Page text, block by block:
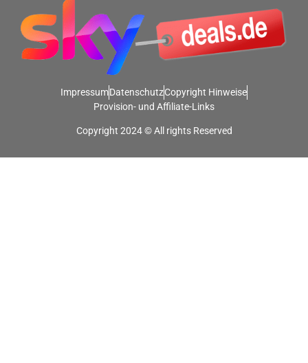
ImpressumDatenschutzCopyright Hinweise
Provision- und Affiliate-Links
Copyright 2024 © All rights Reserved